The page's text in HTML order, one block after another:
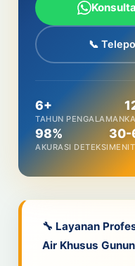
📞
6+
TAHUN PENGALAMAN
98%
AKURASI DETEKSI
30-
🔧 Layanan
Air Khusus